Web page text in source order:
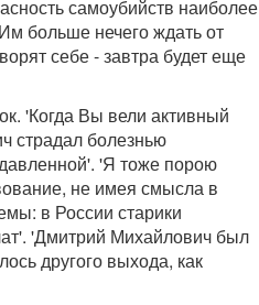
самоубийств наиболее
больше нечего ждать от
себе - завтра будет еще
'Когда Вы вели активный
страдал болезнью
'Я тоже порою
не имея смысла в
в России старики
'Дмитрий Михайлович был
другого выхода, как